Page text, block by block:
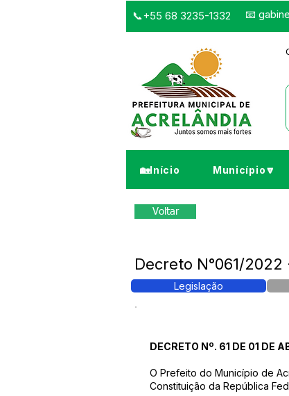
📞+55 68 3235-1332 📧
🏡Início Município🔽
Voltar
Decreto N°061/2022
Legislação
DECRETO Nº. 61 DE 01 DE
O Prefeito do Município de
Constituição da República